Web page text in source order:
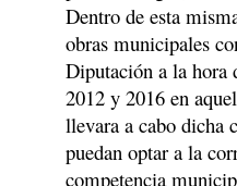
Dentro de esta
obras municipales
Diputación a la hora
2012 y 2016 en
llevara a cabo dicha
puedan optar a la
competencia